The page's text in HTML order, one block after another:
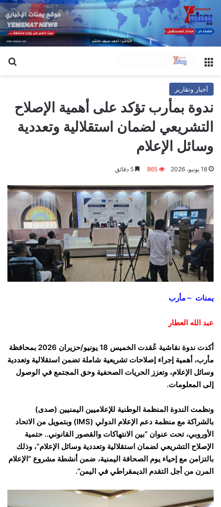
القائمة
أخبار وتقارير
ندوة بمأرب تؤكد على أهمية الإصلاح
التشريعي لضمان استقلالية وتعددية
وسائل الإعلام
18 يونيو، 2026 865
يمنات – مأرب
عبد الله العطار
أكدت ندوة نقاشية عُقدت الخميس 18 يونيو/حزيران 2026 بمحافظة
مأرب، أهمية إجراء إصلاحات تشريعية شاملة تضمن استقلالية وتعددية
وسائل الإعلام، وتعزز الحريات الصحفية وحق المجتمع في الوصول
إلى المعلومات.
ونظمت الندوة المنظمة الوطنية للإعلاميين اليمنيين (صدى)
بالشراكة مع منظمة دعم الإعلام الدولي (IMS) وبتمويل من الاتحاد
الأوروبي، تحت عنوان “بين الانتهاكات والقصور القانوني.. حتمية
الإصلاح التشريعي لضمان استقلالية وتعددية وسائل الإعلام”، وذلك
بالتزامن مع إحياء يوم الصحافة اليمنية، ضمن أنشطة مشروع “الإعلام
المرن من أجل التقدم الديمقراطي في اليمن”.